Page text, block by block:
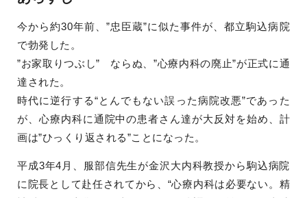
今から約30年前、”忠臣蔵”に似た事件が、都立駒込病院
で勃発した。
”お家取りつぶし” ならぬ、”心療内科の廃止”が正式に通
達された。
時代に逆行する“とんでもない誤った病院改悪”であった
が、心療内科に通院中の患者さん達が大反対を始め、計
画は”ひっくり返される”ことになった。
平成3年4月、服部信先生が金沢大内科教授から駒込病院
に院長として赴任されてから、“心療内科は必要ない。精